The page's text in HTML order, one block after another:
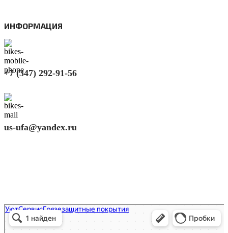
ИНФОРМАЦИЯ
+7 (347) 292-91-56
us-ufa@yandex.ru
УютСервис
Грязезащитные покрытия в Уфе
Напольные покрытия в Уфе